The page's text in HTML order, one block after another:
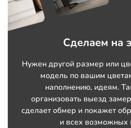
Сделаем на
Нужен другой размер или
модель по вашим
наполнению, идеям.
организовать выезд
сделает обмер и покажет
и всех возможных